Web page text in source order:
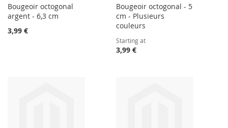
Bougeoir octogonal
argent - 6,3 cm
3,99 €
Bougeoir octogonal - 5
cm - Plusieurs
couleurs
Starting at
3,99 €